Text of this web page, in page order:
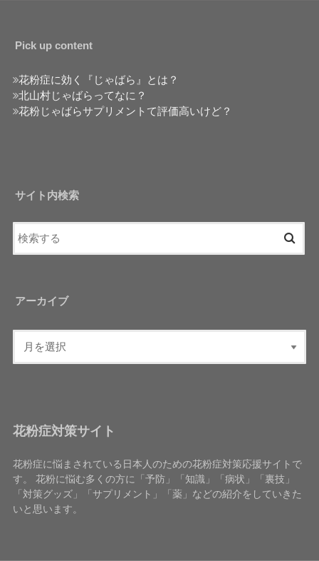
Pick up content
花粉症に効く『じゃばら』とは？
北山村じゃばらってなに？
花粉じゃばらサプリメントて評価高いけど？
サイト内検索
アーカイブ
花粉症対策サイト
花粉症に悩まされている日本人のための花粉症対策応援サイトで
す。 花粉に悩む多くの方に「予防」「知識」「病状」「裏技」
「対策グッズ」「サプリメント」「薬」などの紹介をしていきた
いと思います。